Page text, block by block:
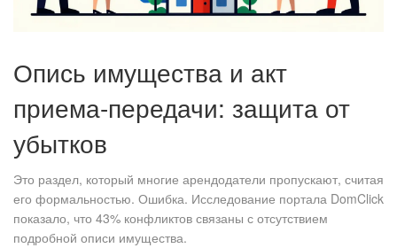
Опись имущества и акт
приема-передачи: защита от
убытков
Это раздел, который многие арендодатели пропускают, считая
его формальностью. Ошибка. Исследование портала DomClick
показало, что 43% конфликтов связаны с отсутствием
подробной описи имущества.